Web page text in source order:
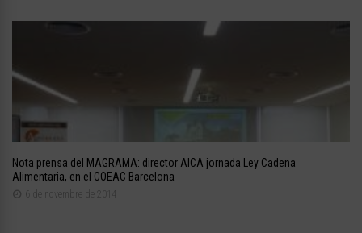
Nota prensa del MAGRAMA: director AICA jornada Ley Cadena
Alimentaria, en el COEAC Barcelona
6 de novembre de 2014